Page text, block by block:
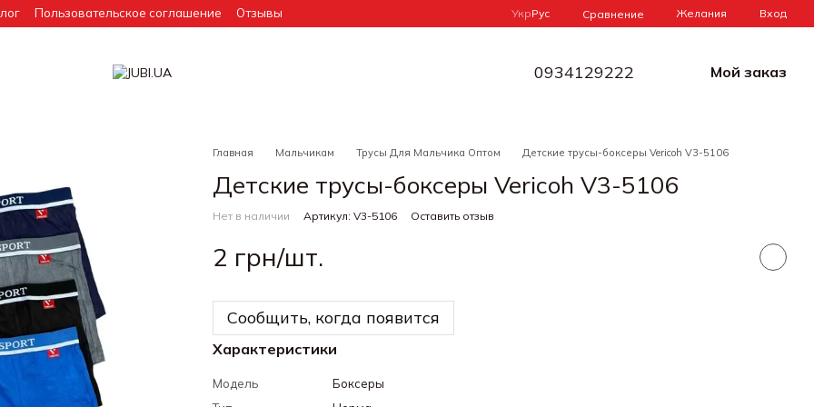
Пользовательское соглашение
Отзывы
УкрРус Сравнение Желания Вход
0934129222 Мой заказ
Главная Мальчикам Трусы Для Мальчика Оптом Детские трусы-боксеры Vericoh V3-5106
Детские трусы-боксеры Vericoh V3-5106
Нет в наличии Артикул: V3-5106 Оставить отзыв
2 грн/шт.
Сообщить, когда появится
Характеристики
Модель
Боксеры